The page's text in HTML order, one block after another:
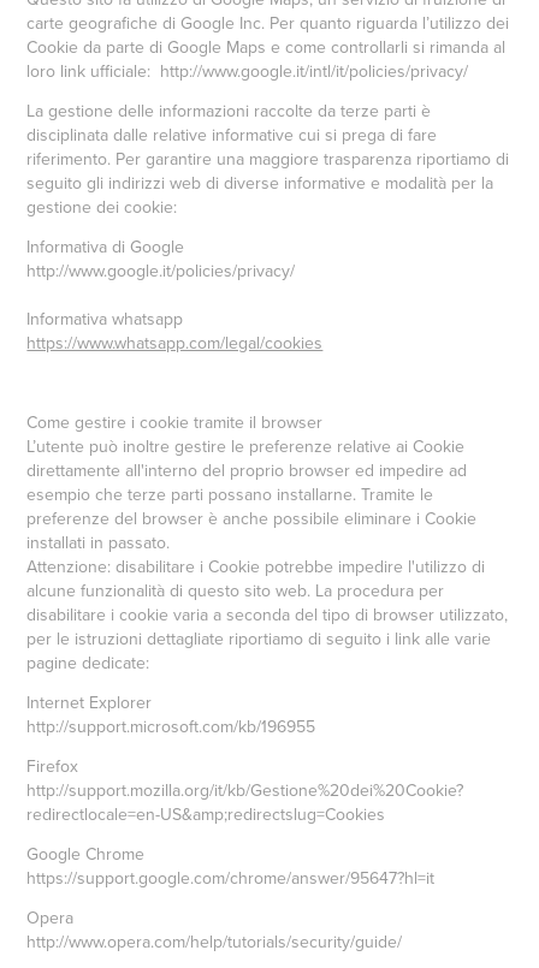
carte geografiche di Google Inc. Per quanto riguarda l’utilizzo dei
Cookie da parte di Google Maps e come controllarli si rimanda al
loro link ufficiale: http://www.google.it/intl/it/policies/privacy/
La gestione delle informazioni raccolte da terze parti è
disciplinata dalle relative informative cui si prega di fare
riferimento. Per garantire una maggiore trasparenza riportiamo di
seguito gli indirizzi web di diverse informative e modalità per la
gestione dei cookie:
Informativa di Google
http://www.google.it/policies/privacy/
Informativa whatsapp
https://www.whatsapp.com/legal/cookies
Come gestire i cookie tramite il browser
L’utente può inoltre gestire le preferenze relative ai Cookie
direttamente all'interno del proprio browser ed impedire ad
esempio che terze parti possano installarne. Tramite le
preferenze del browser è anche possibile eliminare i Cookie
installati in passato.
Attenzione: disabilitare i Cookie potrebbe impedire l'utilizzo di
alcune funzionalità di questo sito web. La procedura per
disabilitare i cookie varia a seconda del tipo di browser utilizzato,
per le istruzioni dettagliate riportiamo di seguito i link alle varie
pagine dedicate:
Internet Explorer
http://support.microsoft.com/kb/196955
Firefox
http://support.mozilla.org/it/kb/Gestione%20dei%20Cookie?
redirectlocale=en-US&amp;redirectslug=Cookies
Google Chrome
https://support.google.com/chrome/answer/95647?hl=it
Opera
http://www.opera.com/help/tutorials/security/guide/